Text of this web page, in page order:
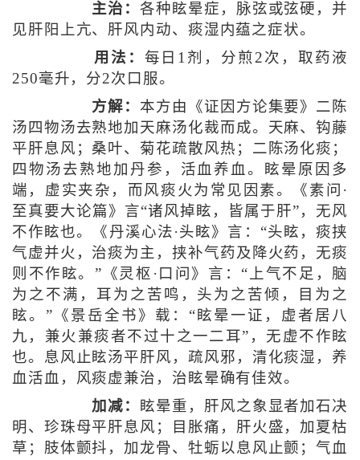
主治：各种眩晕症，脉弦或弦硬，并
见肝阳上亢、肝风内动、痰湿内蕴之症状。
用法： 每日1剂，分煎2次，取药液
250毫升，分2次口服。
方解： 本方由《证因方论集要》二陈
汤四物汤去熟地加天麻汤化裁而成。天麻、钩藤
平肝息风；桑叶、菊花疏散风热；二陈汤化痰；
四物汤去熟地加丹参，活血养血。眩晕原因多
端，虚实夹杂，而风痰火为常见因素。《素问·
至真要大论篇》言“诸风掉眩，皆属于肝”，无风
不作眩也。《丹溪心法·头眩》言：“头眩，痰挟
气虚并火，治痰为主，挟补气药及降火药，无痰
则不作眩。”《灵枢·口问》言：“上气不足，脑
为之不满，耳为之苦鸣，头为之苦倾，目为之
眩。”《景岳全书》载：“眩晕一证，虚者居八
九，兼火兼痰者不过十之一二耳”，无虚不作眩
也。息风止眩汤平肝风，疏风邪，清化痰湿，养
血活血，风痰虚兼治，治眩晕确有佳效。
加减： 眩晕重，肝风之象显者加石决
明、珍珠母平肝息风；目胀痛，肝火盛，加夏枯
草；肢体颤抖，加龙骨、牡蛎以息风止颤；气血